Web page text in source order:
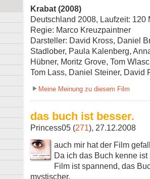
Krabat (2008)
Deutschland 2008, Laufzeit: 120
Regie: Marco Kreuzpaintner
Darsteller: David Kross, Daniel
Stadlober, Paula Kalenberg,
Hübner, Moritz Grove, Tom
Tom Lass, Daniel Steiner, David
Meine Meinung zu diesem Film
das buch ist besser.
Princess05 (271), 27.12.2008
auch mir hat der Film
Da ich das Buch kenne
Film ist spannend, das
mystischer.